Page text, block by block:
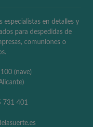
especialistas en detalles y
para despedidas de
comuniones o
(nave)
731 401